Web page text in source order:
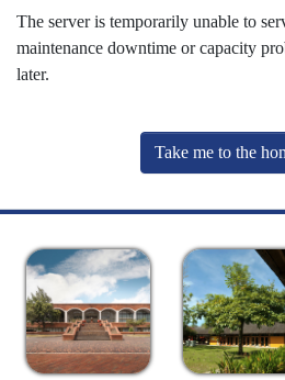
The server is temporarily unable to
maintenance downtime or capacity
later.
Take me to the